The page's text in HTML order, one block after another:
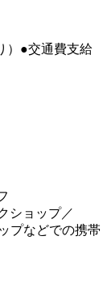
）●交通費支給
ショップ／
プなどでの携帯